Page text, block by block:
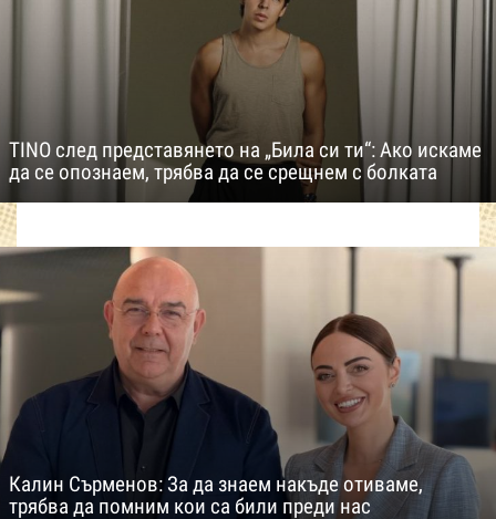
TINO след представянето на „Била си ти“: Ако искаме
да се опознаем, трябва да се срещнем с болката
Калин Сърменов: За да знаем накъде отиваме,
трябва да помним кои са били преди нас